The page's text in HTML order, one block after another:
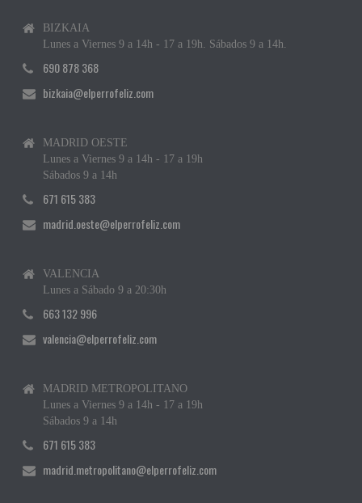
BIZKAIA
Lunes a Viernes 9 a 14h - 17 a 19h. Sábados 9 a 14h.
690 878 368
bizkaia@elperrofeliz.com
MADRID OESTE
Lunes a Viernes 9 a 14h - 17 a 19h
Sábados 9 a 14h
671 615 383
madrid.oeste@elperrofeliz.com
VALENCIA
Lunes a Sábado 9 a 20:30h
663 132 996
valencia@elperrofeliz.com
MADRID METROPOLITANO
Lunes a Viernes 9 a 14h - 17 a 19h
Sábados 9 a 14h
671 615 383
madrid.metropolitano@elperrofeliz.com